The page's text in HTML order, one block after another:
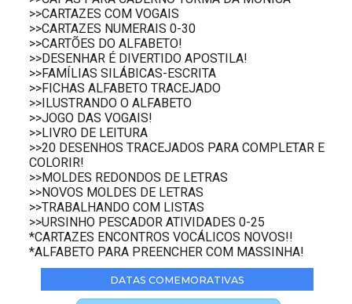
>>CARTAZES COM VOGAIS
>>CARTAZES NUMERAIS 0-30
>>CARTÕES DO ALFABETO!
>>DESENHAR É DIVERTIDO APOSTILA!
>>FAMÍLIAS SILÁBICAS-ESCRITA
>>FICHAS ALFABETO TRACEJADO
>>ILUSTRANDO O ALFABETO
>>JOGO DAS VOGAIS!
>>LIVRO DE LEITURA
>>20 DESENHOS TRACEJADOS PARA COMPLETAR E
COLORIR!
>>MOLDES REDONDOS DE LETRAS
>>NOVOS MOLDES DE LETRAS
>>TRABALHANDO COM LISTAS
>>URSINHO PESCADOR ATIVIDADES 0-25
*CARTAZES ENCONTROS VOCÁLICOS NOVOS!!
*ALFABETO PARA PREENCHER COM MASSINHA!
DATAS COMEMORATIVAS